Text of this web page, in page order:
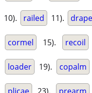
10). railed 11).
cormel 15). recoil
loader 19). copalm